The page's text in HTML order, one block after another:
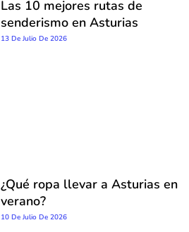
Las 10 mejores rutas de
senderismo en Asturias
13 De Julio De 2026
¿Qué ropa llevar a Asturias en
verano?
10 De Julio De 2026